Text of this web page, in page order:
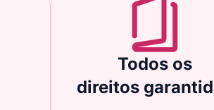
Todos os
direitos